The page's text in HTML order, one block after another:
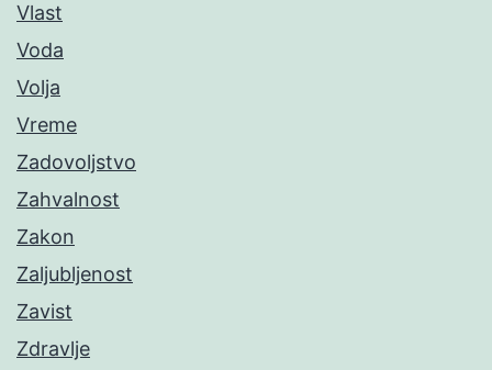
Vlast
Voda
Volja
Vreme
Zadovoljstvo
Zahvalnost
Zakon
Zaljubljenost
Zavist
Zdravlje